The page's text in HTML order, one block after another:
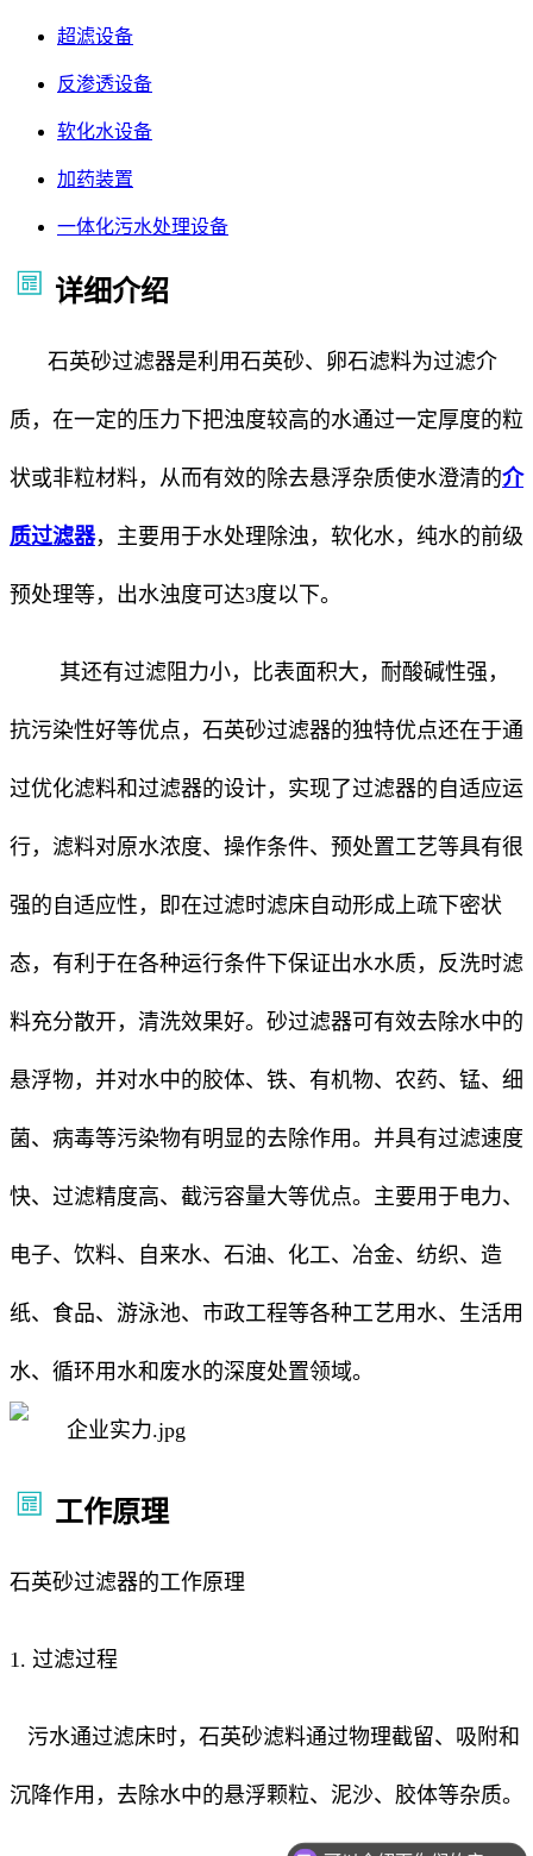
超滤设备
反渗透设备
软化水设备
加药装置
一体化污水处理设备
详细介绍
石英砂过滤器是利用石英砂、卵石滤料为过滤介
质，在一定的压力下把浊度较高的水通过一定厚度的粒
状或非粒材料，从而有效的除去悬浮杂质使水澄清的介
质过滤器，主要用于水处理除浊，软化水，纯水的前级
预处理等，出水浊度可达3度以下。
其还有过滤阻力小，比表面积大，耐酸碱性强，
抗污染性好等优点，石英砂过滤器的独特优点还在于通
过优化滤料和过滤器的设计，实现了过滤器的自适应运
行，滤料对原水浓度、操作条件、预处置工艺等具有很
强的自适应性，即在过滤时滤床自动形成上疏下密状
态，有利于在各种运行条件下保证出水水质，反洗时滤
料充分散开，清洗效果好。砂过滤器可有效去除水中的
悬浮物，并对水中的胶体、铁、有机物、农药、锰、细
菌、病毒等污染物有明显的去除作用。并具有过滤速度
快、过滤精度高、截污容量大等优点。主要用于电力、
电子、饮料、自来水、石油、化工、冶金、纺织、造
纸、食品、游泳池、市政工程等各种工艺用水、生活用
水、循环用水和废水的深度处置领域。
工作原理
石英砂过滤器的工作原理
1. 过滤过程
污水通过滤床时，石英砂滤料通过物理截留、吸附和
沉降作用，去除水中的悬浮颗粒、泥沙、胶体等杂质。